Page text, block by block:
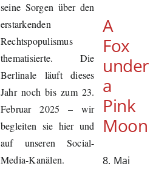
seine Sorgen über den
erstarkenden
Rechtspopulismus
thematisierte. Die
Berlinale läuft dieses
Jahr noch bis zum 23.
Februar 2025 – wir
begleiten sie hier und
auf unseren Social-
Media-Kanälen.
A
Fox
under
a
Pink
Moon
8. Mai